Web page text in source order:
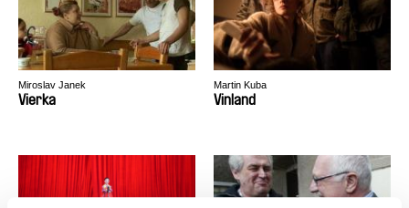
Miroslav Janek
Vierka
Martin Kuba
Vinland